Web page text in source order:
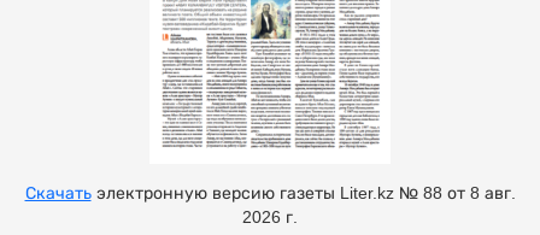
Скачатьэлектронную версию газеты Liter.kz № 88 от 8 авг.
2026 г.